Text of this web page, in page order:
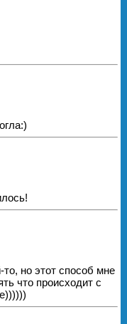
но этот способ мне
что происходит с